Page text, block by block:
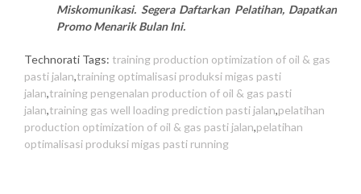
Miskomunikasi. Segera Daftarkan Pelatihan, Dapatkan
Promo Menarik Bulan Ini.
Technorati Tags: training production optimization of oil & gas
pasti jalan,training optimalisasi produksi migas pasti
jalan,training pengenalan production of oil & gas pasti
jalan,training gas well loading prediction pasti jalan,pelatihan
production optimization of oil & gas pasti jalan,pelatihan
optimalisasi produksi migas pasti running